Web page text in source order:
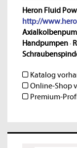
Heron Fluid
http://
Handpumpen·
Katalog
Online-Shop
Premium-